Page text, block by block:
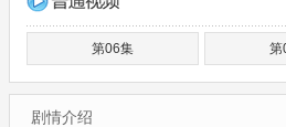
第06集 第
剧情介绍